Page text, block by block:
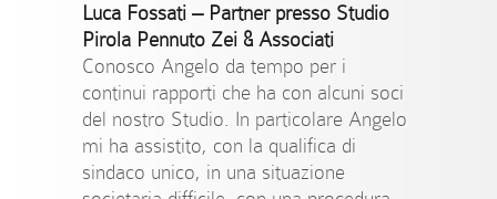
Luca Fossati – Partner presso Studio
Pirola Pennuto Zei & Associati
Conosco Angelo da tempo per i
continui rapporti che ha con alcuni soci
del nostro Studio. In particolare Angelo
mi ha assistito, con la qualifica di
sindaco unico, in una situazione